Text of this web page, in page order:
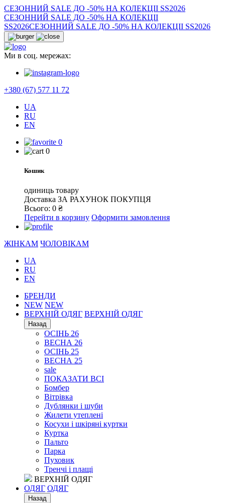
СЕЗОННИЙ SALE ДО -50% НА КОЛЕКЦІІ SS2026
СЕЗОННИЙ SALE ДО -50% НА КОЛЕКЦІІ
SS2026СЕЗОННИЙ SALE ДО -50% НА КОЛЕКЦІІ SS2026
Ми в соц. мережах:
+380 (67) 577 11 72
UA
RU
EN
0
0
Кошик
одиниць товару
Доставка ЗА РАХУНОК ПОКУПЦЯ
Всього: 0 ₴
Перейти в корзину Оформити замовлення
ЖІНКАМ ЧОЛОВІКАМ
UA
RU
EN
БРЕНДИ
NEW NEW
ВЕРХНІЙ ОДЯГ ВЕРХНІЙ ОДЯГ
Назад
ОСІНЬ 26
ВЕСНА 26
ОСІНЬ 25
ВЕСНА 25
sale
ПОКАЗАТИ ВСІ
Бомбер
Вітрівка
Дублянки і шуби
Жилети утеплені
Косухи і шкіряні куртки
Куртка
Пальто
Парка
Пуховик
Тренчі і плащі
ВЕРХНІЙ ОДЯГ
ОДЯГ ОДЯГ
Назад